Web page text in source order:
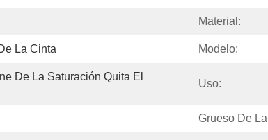
Material:
La Cinta Modelo:
De La Saturación Quita El
Uso:
Grueso De